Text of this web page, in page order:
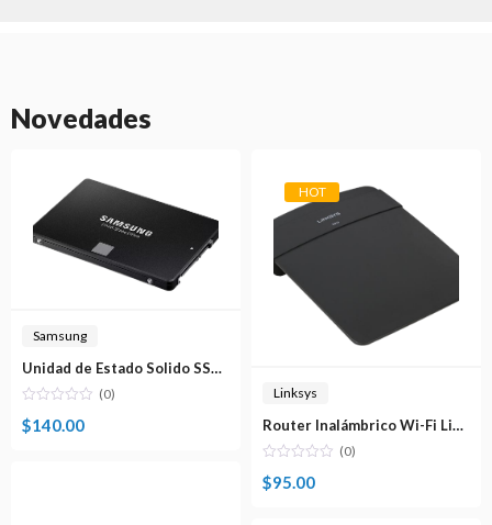
Novedades
Samsung
Unidad de Estado Solido SSD 500GB Samsung 860 EVO SATA MZ-76E500
(0)
$140.00
HOT
Linksys
Router Inalámbrico Wi-Fi Linksys N300Mbps E900-NP
(0)
$95.00